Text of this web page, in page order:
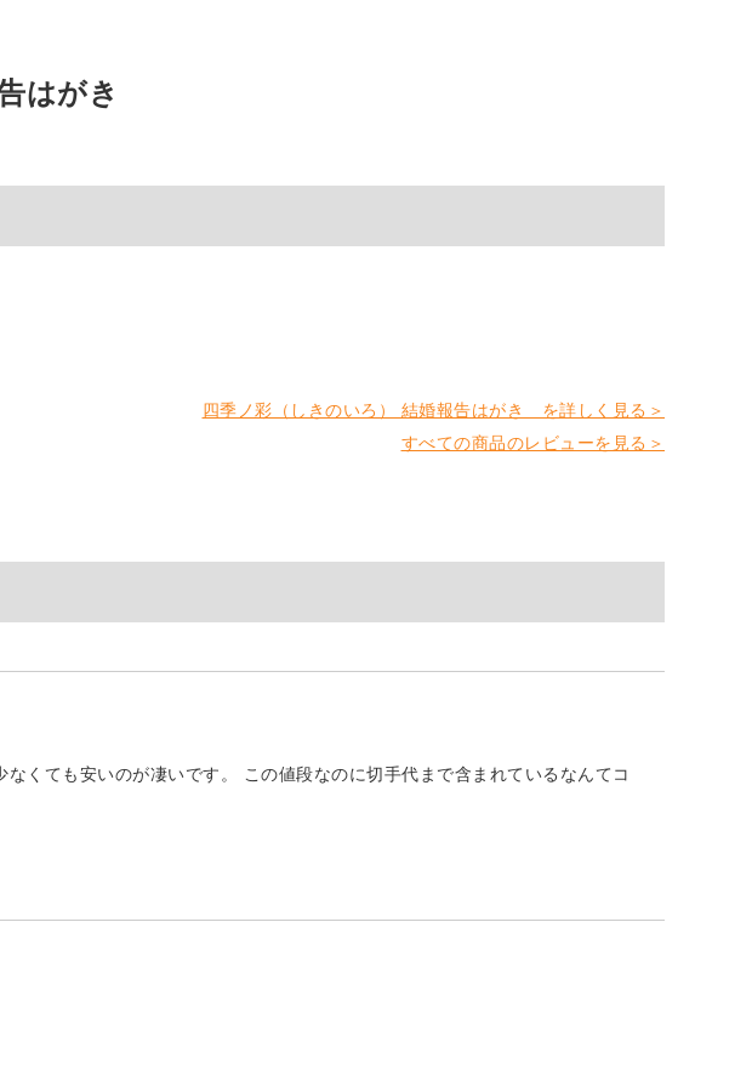
はがき
四季ノ彩（しきのいろ） 結婚報告はがき を詳しく見る＞
すべての商品のレビューを見る＞
くても安いのが凄いです。 この値段なのに切手代まで含まれているなんてコ